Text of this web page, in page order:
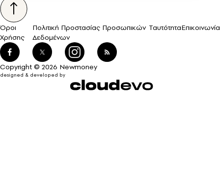
Όροι
Χρήσης
Πολιτική Προστασίας Προσωπικών
Δεδομένων
ΤαυτότηταΕπικοινωνία
Copyright © 2026 Newmoney
designed & developed by